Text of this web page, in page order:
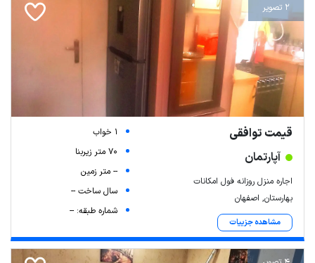
2 تصویر
قیمت توافقی
آپارتمان
اجاره منزل روزانه فول امکانات
بهارستان, اصفهان
مشاهده جزییات
1 خواب
70 متر زیربنا
-- متر زمین
سال ساخت --
شماره طبقه: --